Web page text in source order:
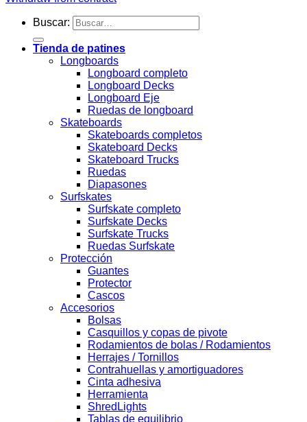
Buscar:
Tienda de patines
Longboards
Longboard completo
Longboard Decks
Longboard Eje
Ruedas de longboard
Skateboards
Skateboards completos
Skateboard Decks
Skateboard Trucks
Ruedas
Diapasones
Surfskates
Surfskate completo
Surfskate Decks
Surfskate Trucks
Ruedas Surfskate
Protección
Guantes
Protector
Cascos
Accesorios
Bolsas
Casquillos y copas de pivote
Rodamientos de bolas / Rodamientos
Herrajes / Tornillos
Contrahuellas y amortiguadores
Cinta adhesiva
Herramienta
ShredLights
Tablas de equilibrio